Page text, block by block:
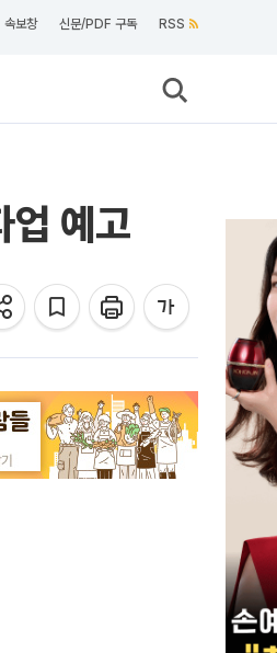
속보창 신문/PDF 구독 RSS
예고